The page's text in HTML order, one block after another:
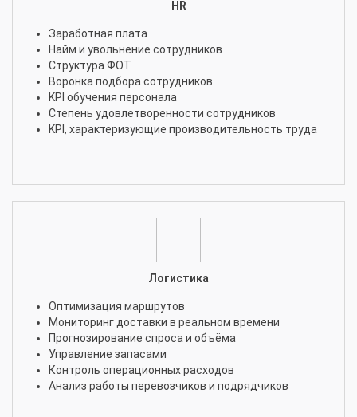
HR
Заработная плата
Найм и увольнение сотрудников
Структура ФОТ
Воронка подбора сотрудников
KPI обучения персонала
Степень удовлетворенности сотрудников
KPI, характеризующие производительность труда
Логистика
Оптимизация маршрутов
Мониторинг доставки в реальном времени
Прогнозирование спроса и объёма
Управление запасами
Контроль операционных расходов
Анализ работы перевозчиков и подрядчиков